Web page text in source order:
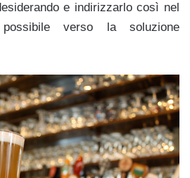
e indirizzarlo così nel
verso la soluzione